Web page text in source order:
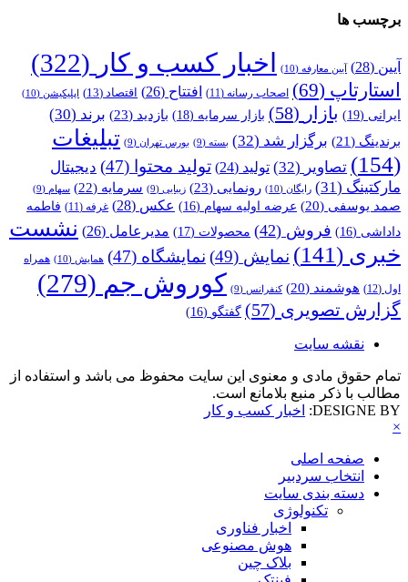
برچسب ها
آیین (28) آیین معارفه (10) اخبار کسب و کار (322)
استارتاپ (69) اصحاب رسانه (11) افتتاح (26) اقتصاد (13) اپلیکیشن (10)
ایرانی (19) بازار (58) بازار سرمایه (18) بازدید (23) برند (30)
برندینگ (21) برگزار شد (32) بسته (9) بورس تهران (9)
تبلیغات
(154)
تصاویر (32) تولید (24) تولید محتوا (47)
دیجیتال
مارکتینگ (31) رایگان (10) رونمایی (23) زیبایی (9) سرمایه (22) سهام (9)
صمد یوسفی (20) عرضه اولیه سهام (16) عکس (28) غرفه (11)
فاطمه
داداشی (16) فروش (42) محصولات (17) مدیرعامل (26)
نشست
خبری (141) نمایش (49) نمایشگاه (47) همایش (10) همراه
اول (12) هوشمند (20) کنفرانس (9) کوروش جم (279)
گزارش تصویری (57) گفتگو (16)
نقشه سایت
تمام حقوق مادی و معنوی این سایت محفوظ می باشد و استفاده از
مطالب با ذکر منبع بلامانع است.
DESIGNE BY:
اخبار کسب و کار
×
صفحه اصلی
انتخاب سردبیر
دسته بندی سایت
تکنولوژی
اخبار فناوری
هوش مصنوعی
بلاک چین